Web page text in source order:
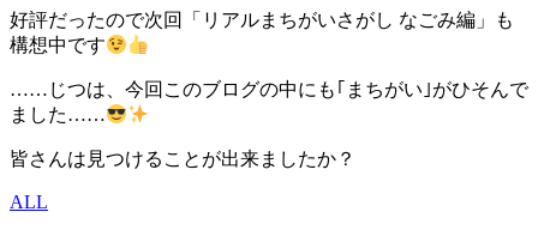
好評だったので次回「リアルまちがいさがし なごみ編」も
構想中です
……じつは、今回このブログの中にも｢まちがい｣がひそんで
ました……
皆さんは見つけることが出来ましたか？
ALL